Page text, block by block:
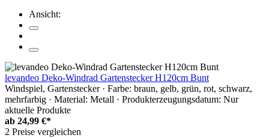
Ansicht:
levandeo Deko-Windrad Gartenstecker H120cm Bunt
Windspiel, Gartenstecker · Farbe: braun, gelb, grün, rot, schwarz,
mehrfarbig · Material: Metall · Produkterzeugungsdatum: Nur
aktuelle Produkte
ab 24,99 €*
2 Preise vergleichen